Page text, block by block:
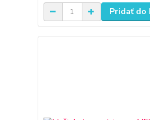
Pridať do